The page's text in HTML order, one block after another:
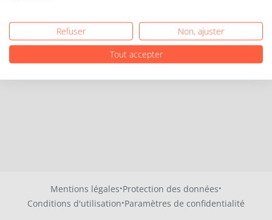
Mentions légales·Protection des données·
Conditions d'utilisation·Paramètres de confidentialité
Refuser
Non, ajuster
Tout accepter